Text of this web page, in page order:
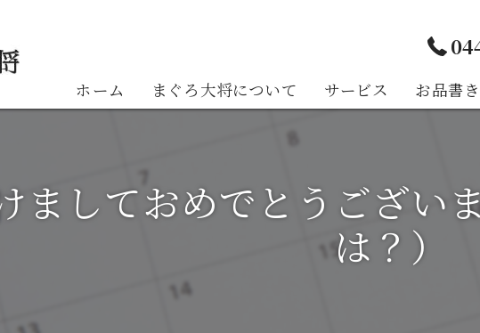
ホーム まぐろ大将について サービス お品書き
ましておめでとうござい
は？）